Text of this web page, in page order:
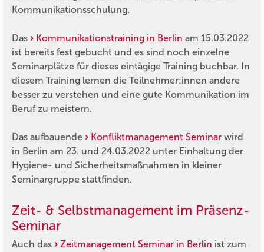
Kommunikationsschulung.
Das Kommunikationstraining in Berlin am 15.03.2022
ist bereits fest gebucht und es sind noch einzelne
Seminarplätze für dieses eintägige Training buchbar. In
diesem Training lernen die Teilnehmer:innen andere
besser zu verstehen und eine gute Kommunikation im
Beruf zu meistern.
Das aufbauende Konfliktmanagement Seminar wird
in Berlin am 23. und 24.03.2022 unter Einhaltung der
Hygiene- und Sicherheitsmaßnahmen in kleiner
Seminargruppe stattfinden.
Zeit- & Selbstmanagement im Präsenz-
Seminar
Auch das Zeitmanagement Seminar in Berlin ist zum